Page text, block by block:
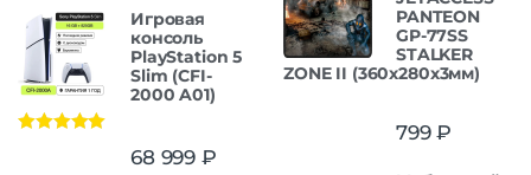
Игровая
консоль
PlayStation 5
Slim (CFI-
2000 A01)
68 999 ₽
PANTEON
GP-77SS
STALKER
ZONE II (360x280x3мм)
799₽